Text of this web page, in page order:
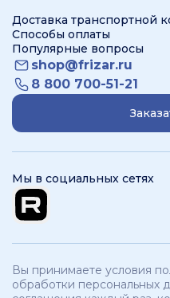
Доставка транспортной
Способы оплаты
Популярные вопросы
shop@frizar.ru
8 800 700-51-21
Мы в социальных сетях
Вы принимаете условия
обработки персональных